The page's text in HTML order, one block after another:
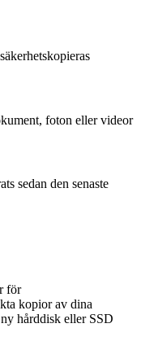
foton eller videor
sedan den senaste
för
kopior av dina
hårddisk eller SSD